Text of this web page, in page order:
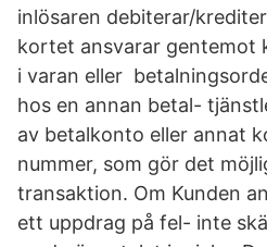
inlösaren debiterar/
kortet ansvarar gentemot
i varan eller
hos en annan betal-
av betalkonto eller annat
nummer, som gör det
transaktion. Om Kunden
ett uppdrag på fel- inte